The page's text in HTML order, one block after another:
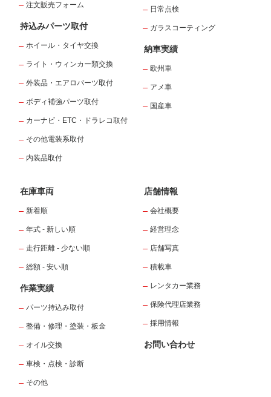
注文販売フォーム
持込みパーツ取付
ホイール・タイヤ交換
ライト・ウィンカー類交換
外装品・エアロパーツ取付
ボディ補強パーツ取付
カーナビ・ETC・ドラレコ取付
その他電装系取付
内装品取付
日常点検
ガラスコーティング
納車実績
欧州車
アメ車
国産車
在庫車両
新着順
年式 - 新しい順
走行距離 - 少ない順
総額 - 安い順
作業実績
パーツ持込み取付
整備・修理・塗装・板金
オイル交換
車検・点検・診断
その他
店舗情報
会社概要
経営理念
店舗写真
積載車
レンタカー業務
保険代理店業務
採用情報
お問い合わせ